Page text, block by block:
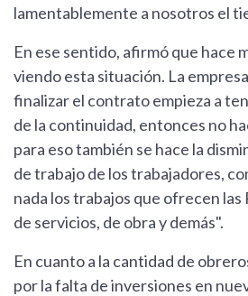
lamentablemente a nosotros el
En ese sentido, afirmó que hace
viendo esta situación. La
finalizar el contrato empieza a
de la continuidad, entonces no
para eso también se hace la
de trabajo de los trabajadores,
nada los trabajos que ofrecen las
de servicios, de obra y demás".
En cuanto a la cantidad de
por la falta de inversiones en